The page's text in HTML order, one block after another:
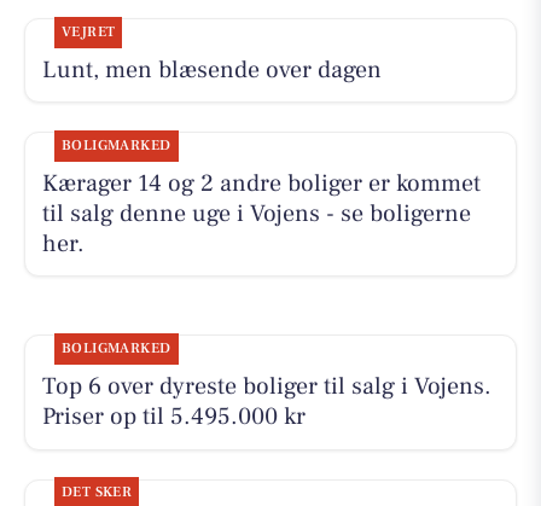
VEJRET
Lunt, men blæsende over dagen
BOLIGMARKED
Kærager 14 og 2 andre boliger er kommet
til salg denne uge i Vojens - se boligerne
her.
BOLIGMARKED
Top 6 over dyreste boliger til salg i Vojens.
Priser op til 5.495.000 kr
DET SKER